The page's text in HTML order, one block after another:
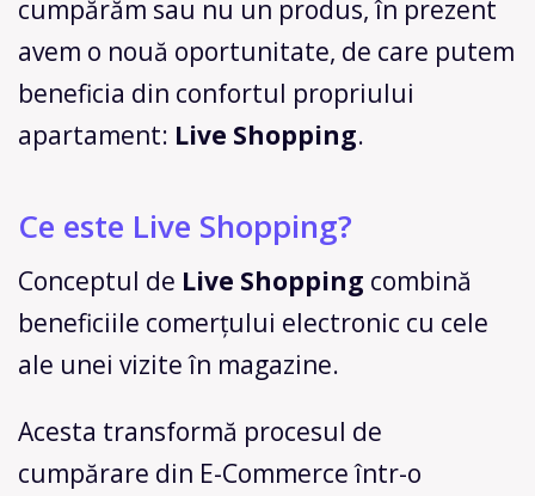
cumpărăm sau nu un produs, în prezent
avem o nouă oportunitate, de care putem
beneficia din confortul propriului
apartament: Live Shopping.
Ce este Live Shopping?
Conceptul de Live Shopping combină
beneficiile comerțului electronic cu cele
ale unei vizite în magazine.
Acesta transformă procesul de
cumpărare din E-Commerce într-o